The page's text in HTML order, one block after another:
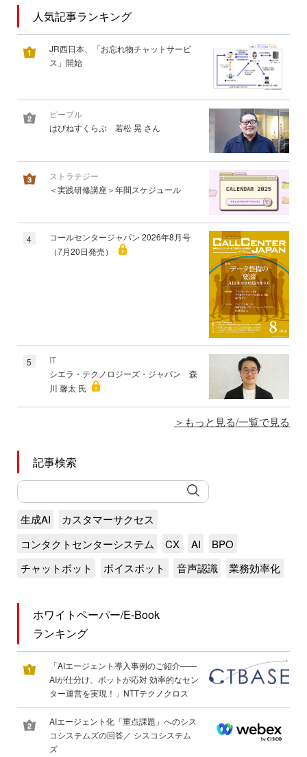
人気記事ランキング
JR西日本、「お忘れ物チャットサービ
ス」開始
ピープル
はぴねすくらぶ 若松 晃 さん
ストラテジー
＜実践研修講座＞年間スケジュール
4
コールセンタージャパン 2026年8月号
（7月20日発売）
5
IT
シエラ・テクノロジーズ・ジャパン 森
川 馨太 氏
もっと見る/一覧で見る
記事検索
生成AI
カスタマーサクセス
コンタクトセンターシステム
CX AI
BPO
チャットボット
ボイスボット 音声認識 業務効率化
ホワイトペーパー/E-Book
ランキング
「AIエージェント導入事例のご紹介――
AIが仕分け、ボットが応対 効率的なセン
ター運営を実現！」NTTテクノクロス
AIエージェント化「重点課題」へのシス
コシステムズの回答／ シスコシステム
ズ